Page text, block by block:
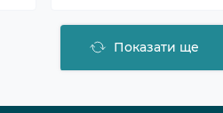
Показати ще